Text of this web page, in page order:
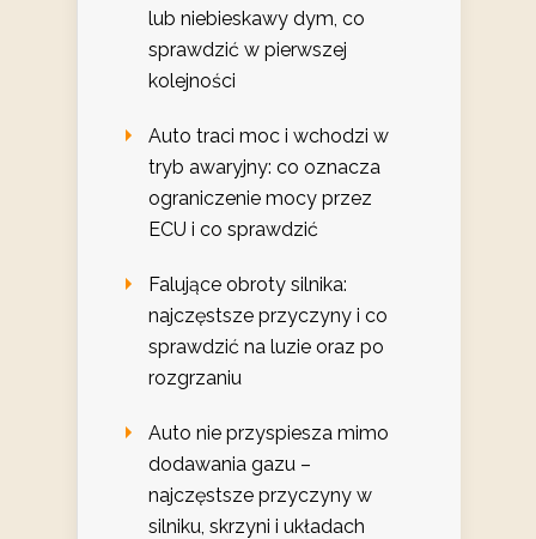
lub niebieskawy dym, co
sprawdzić w pierwszej
kolejności
Auto traci moc i wchodzi w
tryb awaryjny: co oznacza
ograniczenie mocy przez
ECU i co sprawdzić
Falujące obroty silnika:
najczęstsze przyczyny i co
sprawdzić na luzie oraz po
rozgrzaniu
Auto nie przyspiesza mimo
dodawania gazu –
najczęstsze przyczyny w
silniku, skrzyni i układach